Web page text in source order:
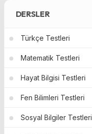
DERSLER
Türkçe Testleri
Matematik Testleri
Hayat Bilgisi Testleri
Fen Bilimleri Testleri
Sosyal Bilgiler Testleri